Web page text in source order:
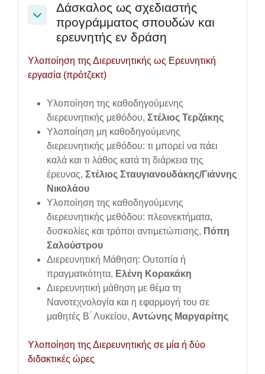
Collapse
Δάσκαλος ως σχεδιαστής
προγράμματος σπουδών και
ερευνητής εν δράση
Υλοποίηση της Διερευνητικής ως Ερευνητική
εργασία (πρότζεκτ)
Υλοποίηση της καθοδηγούμενης
διερευνητικής μεθόδου, Στέλιος Τερζάκης
Υλοποίηση μη καθοδηγούμενης
διερευνητικής μεθόδου: τι μπορεί να πάει
καλά και τι λάθος κατά τη διάρκεια της
έρευνας, Στέλιος Σταυγιανουδάκης/Γιάννης
Νικολάου
Υλοποίηση της καθοδηγούμενης
διερευνητικής μεθόδου: πλεονεκτήματα,
δυσκολίες και τρόποι αντιμετώπισης, Πόπη
Σαλούστρου
Διερευνητική Μάθηση: Ουτοπία ή
πραγματκότητα, Ελένη Κορακάκη
Διερευνητική μάθηση με θέμα τη
Νανοτεχνολογία και η εφαρμογή του σε
μαθητές Β ́ Λυκείου, Αντώνης Μαργαρίτης
Υλοποίηση της Διερευνητικής σε μία ή δύο
διδακτικές ώρες